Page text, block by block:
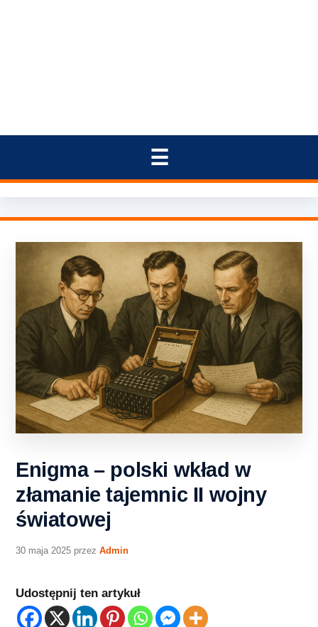
Enigma – polski wkład w
złamanie tajemnic II wojny
światowej
30 maja 2025 przez Admin
Udostępnij ten artykuł